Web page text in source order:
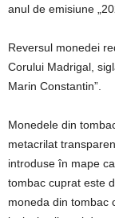
anul de emisiune
Reversul monedei
Corului Madrigal,
Marin Constantin”.
Monedele din
metacrilat
introduse în mape
tombac cuprat este
moneda din tombac